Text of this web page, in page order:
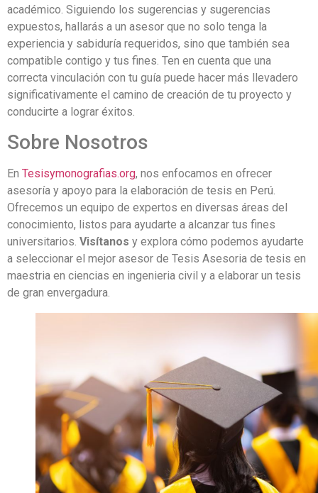
académico. Siguiendo los sugerencias y sugerencias
expuestos, hallarás a un asesor que no solo tenga la
experiencia y sabiduría requeridos, sino que también sea
compatible contigo y tus fines. Ten en cuenta que una
correcta vinculación con tu guía puede hacer más llevadero
significativamente el camino de creación de tu proyecto y
conducirte a lograr éxitos.
Sobre Nosotros
En Tesisymonografias.org, nos enfocamos en ofrecer
asesoría y apoyo para la elaboración de tesis en Perú.
Ofrecemos un equipo de expertos en diversas áreas del
conocimiento, listos para ayudarte a alcanzar tus fines
universitarios. Visítanos y explora cómo podemos ayudarte
a seleccionar el mejor asesor de Tesis Asesoria de tesis en
maestria en ciencias en ingenieria civil y a elaborar un tesis
de gran envergadura.